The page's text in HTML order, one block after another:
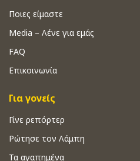
Ποιες είμαστε
Media – Λένε για εμάς
FAQ
Επικοινωνία
Για γονείς
Γίνε ρεπόρτερ
Ρώτησε τον Λάμπη
Τα αγαπημένα